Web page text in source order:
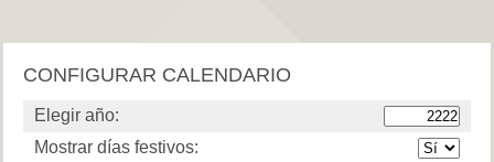
CONFIGURAR CALENDARIO
Elegir año:
Mostrar días festivos: